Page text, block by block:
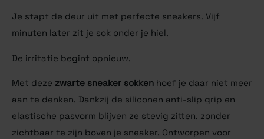
Je stapt de deur uit met perfecte sneakers. Vijf
minuten later zit je sok onder je hiel.
De irritatie begint opnieuw.
Met deze zwarte sneaker sokken hoef je daar niet meer
aan te denken. Dankzij de siliconen anti-slip grip en
elastische pasvorm blijven ze stevig zitten, zonder
zichtbaar te zijn boven je sneaker. Ontworpen voor